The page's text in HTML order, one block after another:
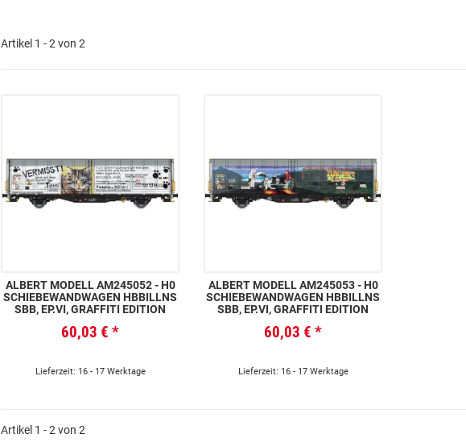
Artikel 1 - 2 von 2
ALBERT MODELL AM245052 - H0
SCHIEBEWANDWAGEN HBBILLNS
SBB, EP.VI, GRAFFITI EDITION
60,03 € *
Lieferzeit: 16 - 17 Werktage
ALBERT MODELL AM245053 - H0
SCHIEBEWANDWAGEN HBBILLNS
SBB, EP.VI, GRAFFITI EDITION
60,03 € *
Lieferzeit: 16 - 17 Werktage
Artikel 1 - 2 von 2